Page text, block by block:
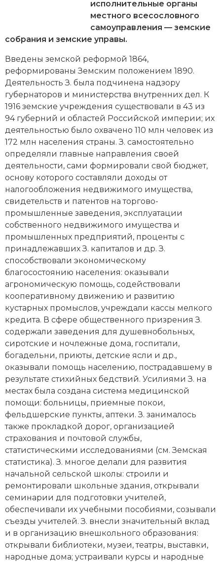
Генеалогия, геральдика
Государство и право
Европа
Империи
Историческая география и топонимика
История материальной и духовной культуры
История международных отношений
История, философия, теория и методология
исторического знания
Итория международных отношений
Латинская Америка
Новейшая история
Нумизматика
Образование
Общественные объединения и организации
Политическая история
Революции и народные движения
Религия и церковь
Россия
Северная Америка
Социально-экономическая история
Специальные исторические дисциплины
Южная Америка
исполнительные органы
местного всесословного
самоуправления — земские
собрания и земские управы.
Введены земской реформой 1864,
реформированы Земским положением 1890.
Деятельность З. была подчинена надзору
губернаторов и министерства внутренних дел. К
1916 земские учреждения существовали в 43 из
94 губерний и областей Российской империи; их
деятельностью было охвачено 110 млн человек из
172 млн населения страны. З. самостоятельно
определяли главные направления своей
деятельности, сами формировали свой бюджет,
основу которого составляли доходы от
налогообложения недвижимого имущества,
свидетельств и патентов на торгово-
промышленные заведения, эксплуатации
собственного недвижимого имущества и
промышленных предприятий, проценты с
принадлежавших З. капиталов и др. З.
способствовали экономическому
благосостоянию населения: оказывали
агрономическую помощь, содействовали
кооперативному движению и развитию
кустарных промыслов, учреждали кассы мелкого
кредита. В сфере общественного призрения З.
содержали заведения для душевнобольных,
сиротские и ночлежные дома, госпитали,
богадельни, приюты, детские ясли и др.,
оказывали помощь населению, пострадавшему в
результате стихийных бедствий. Усилиями З. на
местах была создана система медицинской
помощи: больницы, приемные покои,
фельдшерские пункты, аптеки. З. занималось
также прокладкой дорог, организацией
страхования и почтовой службы,
статистическими исследованиями (см.Земская
статистика). З. многое делали для развития
начальной сельской школы: строили и
ремонтировали школьные здания, открывали
семинарии для подготовки учителей,
обеспечивали их учебными пособиями, созывали
съезды учителей. З. внесли значительный вклад
и в организацию внешкольного образования:
открывали библиотеки, музеи, театры, выставки,
народные дома; устраивали курсы и народные